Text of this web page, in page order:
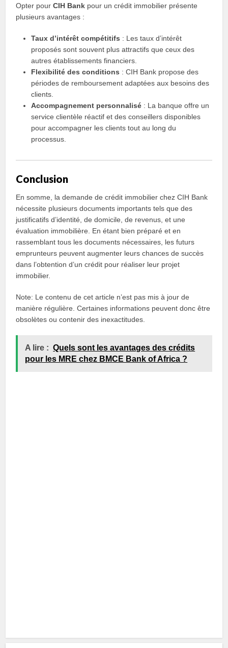
Opter pourCIH Bank pour un crédit immobilier présente
plusieurs avantages :
Taux d’intérêt compétitifs : Les taux d’intérêt
proposés sont souvent plus attractifs que ceux des
autres établissements financiers.
Flexibilité des conditions : CIH Bank propose des
périodes de remboursement adaptées aux besoins des
clients.
Accompagnement personnalisé : La banque offre un
service clientèle réactif et des conseillers disponibles
pour accompagner les clients tout au long du
processus.
Conclusion
En somme, la demande de crédit immobilier chez CIH Bank
nécessite plusieurs documents importants tels que des
justificatifs d’identité, de domicile, de revenus, et une
évaluation immobilière. En étant bien préparé et en
rassemblant tous les documents nécessaires, les futurs
emprunteurs peuvent augmenter leurs chances de succès
dans l’obtention d’un crédit pour réaliser leur projet
immobilier.
Note: Le contenu de cet article n’est pas mis à jour de
manière régulière. Certaines informations peuvent donc être
obsolètes ou contenir des inexactitudes.
A lire : Quels sont les avantages des crédits
pour les MRE chez BMCE Bank of Africa ?